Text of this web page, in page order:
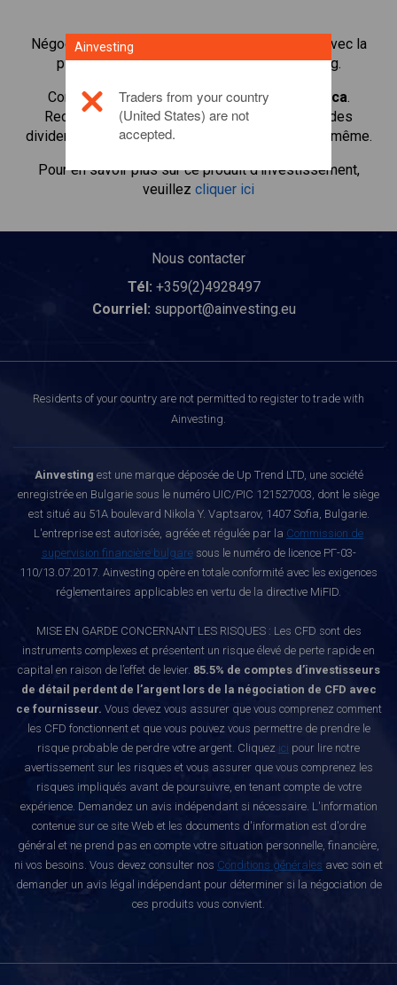
Négocier plus de 1 000 actions internationales avec la
plateforme de négociation CFD de Ainvesting.
Commencer à négocier les CFD enMediobanca.
Recevoir des cotes en temps réel et recevoir des
dividendes comme si vous déteniez l'action elle-même.
Pour en savoir plus sur ce produit d'investissement,
veuillez cliquer ici
Nous contacter
Tél: +359(2)4928497
Courriel: support@ainvesting.eu
Residents of your country are not permitted to register to trade with
Ainvesting.
Ainvesting est une marque déposée de Up Trend LTD, une société
enregistrée en Bulgarie sous le numéro UIC/PIC 121527003, dont le siège
est situé au 51A boulevard Nikola Y. Vaptsarov, 1407 Sofia, Bulgarie.
L'entreprise est autorisée, agréée et régulée par la Commission de
supervision financière bulgaresous le numéro de licence РГ-03-
110/13.07.2017. Ainvesting opère en totale conformité avec les exigences
réglementaires applicables en vertu de la directive MiFID.
MISE EN GARDE CONCERNANT LES RISQUES : Les CFD sont des
instruments complexes et présentent un risque élevé de perte rapide en
capital en raison de l’effet de levier. 85.5% de comptes d’investisseurs
de détail perdent de l’argent lors de la négociation de CFD avec
ce fournisseur. Vous devez vous assurer que vous comprenez comment
les CFD fonctionnent et que vous pouvez vous permettre de prendre le
risque probable de perdre votre argent. Cliquez ici pour lire notre
avertissement sur les risques et vous assurer que vous comprenez les
risques impliqués avant de poursuivre, en tenant compte de votre
expérience. Demandez un avis indépendant si nécessaire. L'information
contenue sur ce site Web et les documents d'information est d'ordre
général et ne prend pas en compte votre situation personnelle, financière,
ni vos besoins. Vous devez consulter nos Conditions générales avec soin et
demander un avis légal indépendant pour déterminer si la négociation de
ces produits vous convient.
Ainvesting
Traders from your country
(United States) are not
accepted.